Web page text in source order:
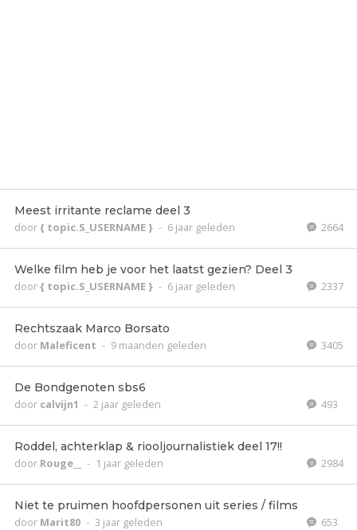
Meest irritante reclame deel 3
door{ topic.S_USERNAME } - 6 jaar geleden 2664
Welke film heb je voor het laatst gezien? Deel 3
door{ topic.S_USERNAME } - 6 jaar geleden 2337
Rechtszaak Marco Borsato
door Maleficent - 9 maanden geleden 3405
De Bondgenoten sbs6
door calvijn1 - 2 jaar geleden 493
Roddel, achterklap & riooljournalistiek deel 17!!
door Rouge__ - 1 jaar geleden 2984
Niet te pruimen hoofdpersonen uit series / films
door Marit80 - 3 jaar geleden 653